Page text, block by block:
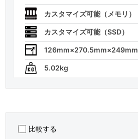
カスタマイズ可能（メモリ）
カスタマイズ可能（SSD）
126mm×270.5mm×249mm
5.02kg
比較する